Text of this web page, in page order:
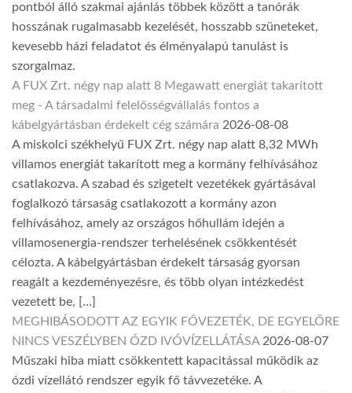
pontból álló szakmai ajánlás többek között a tanórák
hosszának rugalmasabb kezelését, hosszabb szüneteket,
kevesebb házi feladatot és élményalapú tanulást is
szorgalmaz.
A FUX Zrt. négy nap alatt 8 Megawatt energiát takarított
meg - A társadalmi felelősségvállalás fontos a
kábelgyártásban érdekelt cég számára 2026-08-08
A miskolci székhelyű FUX Zrt. négy nap alatt 8,32 MWh
villamos energiát takarított meg a kormány felhívásához
csatlakozva. A szabad és szigetelt vezetékek gyártásával
foglalkozó társaság csatlakozott a kormány azon
felhívásához, amely az országos hőhullám idején a
villamosenergia-rendszer terhelésének csökkentését
célozta. A kábelgyártásban érdekelt társaság gyorsan
reagált a kezdeményezésre, és több olyan intézkedést
vezetett be, […]
MEGHIBÁSODOTT AZ EGYIK FŐVEZETÉK, DE EGYELŐRE
NINCS VESZÉLYBEN ÓZD IVÓVÍZELLÁTÁSA 2026-08-07
Műszaki hiba miatt csökkentett kapacitással működik az
ózdi vízellátó rendszer egyik fő távvezetéke. A